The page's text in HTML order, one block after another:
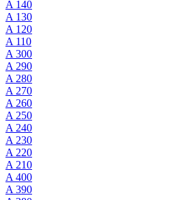
A 140
A 130
A 120
A 110
A 300
A 290
A 280
A 270
A 260
A 250
A 240
A 230
A 220
A 210
A 400
A 390